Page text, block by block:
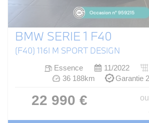
BMW SERIE 1 F40
(F40) 116I M SPORT DESIGN
Essence 11/2022
36 188km
Garantie
22 990 € ou